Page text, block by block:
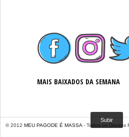
MAIS BAIXADOS DA SEMANA
© 2012 MEU PAGODE É MASSA- Todos os Direitos
Subir